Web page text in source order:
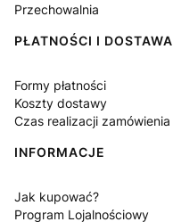
Przechowalnia
PŁATNOŚCI I DOSTAWA
Formy płatności
Koszty dostawy
Czas realizacji zamówienia
INFORMACJE
Jak kupować?
Program Lojalnościowy